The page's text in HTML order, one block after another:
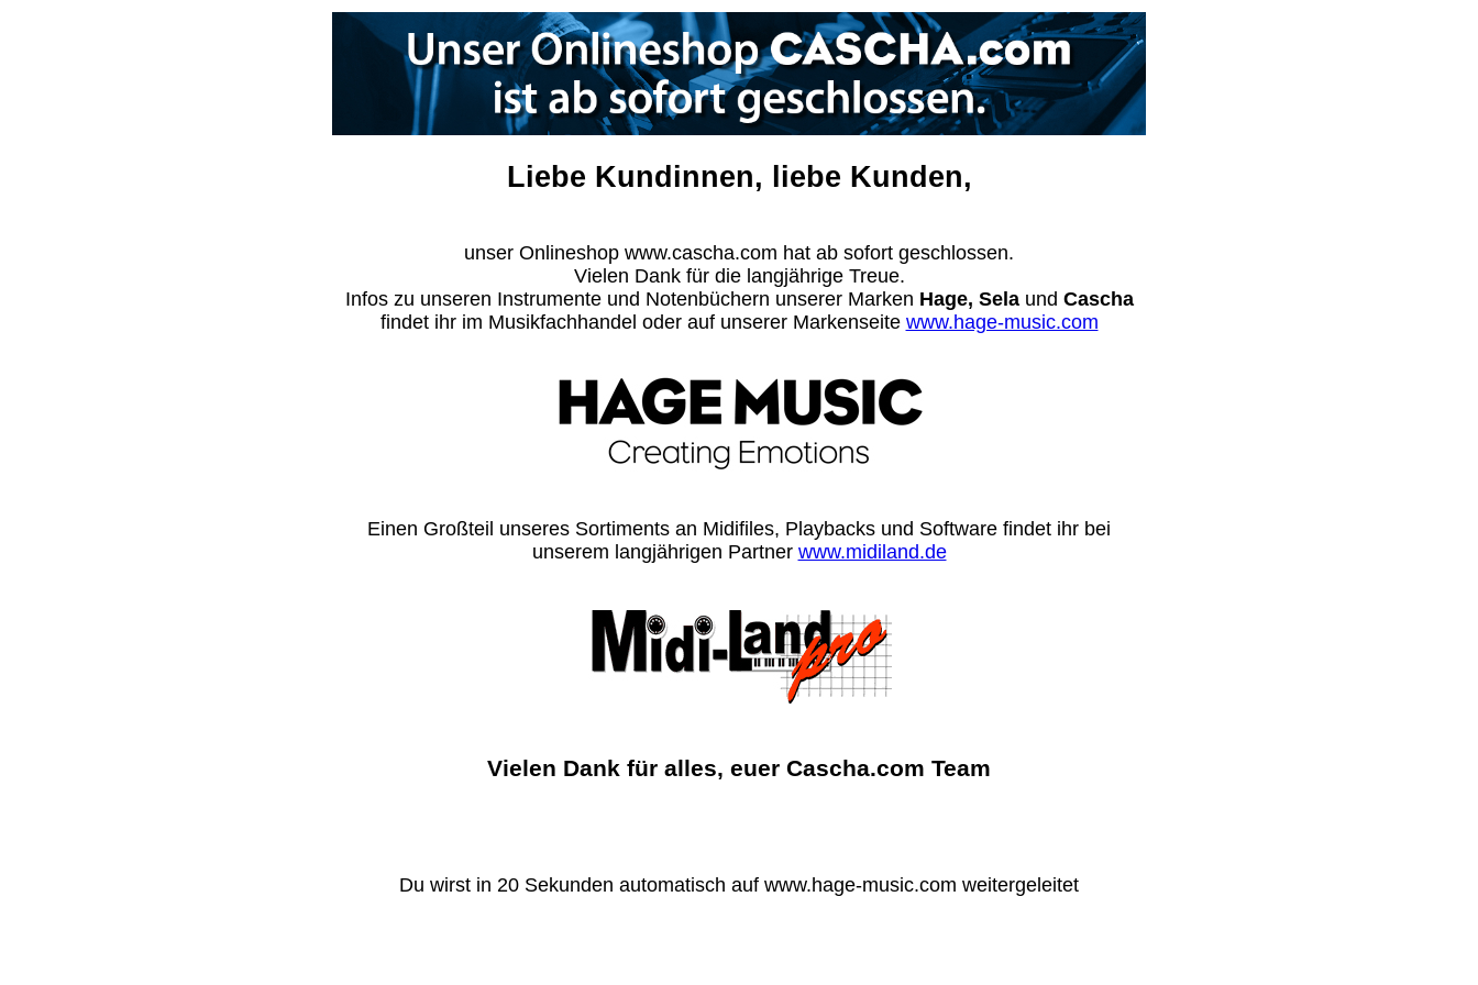
Liebe Kundinnen, liebe Kunden,
unser Onlineshop www.cascha.com hat ab sofort geschlossen.
Vielen Dank für die langjährige Treue.
Infos zu unseren Instrumente und Notenbüchern unserer Marken Hage, Selaund Cascha
findet ihr im Musikfachhandel oder auf unserer Markenseite www.hage-music.com
Einen Großteil unseres Sortiments an Midifiles, Playbacks und Software findet ihr bei
unserem langjährigen Partner www.midiland.de
Vielen Dank für alles, euer Cascha.com Team
Du wirst in 20 Sekunden automatisch auf www.hage-music.com weitergeleitet